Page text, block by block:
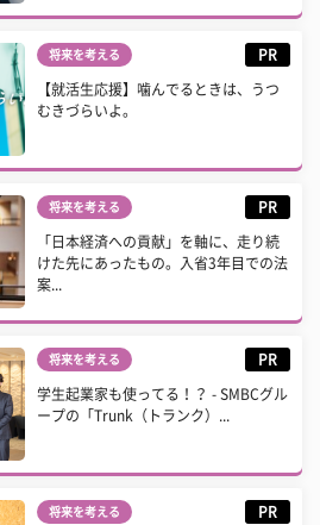
将来を考える PR
【就活生応援】噛んでるときは、うつ
むきづらいよ。
将来を考える PR
「日本経済への貢献」を軸に、走り続
けた先にあったもの。入省3年目での法
案...
将来を考える PR
学生起業家も使ってる！？ - SMBCグル
ープの「Trunk（トランク）...
将来を考える PR